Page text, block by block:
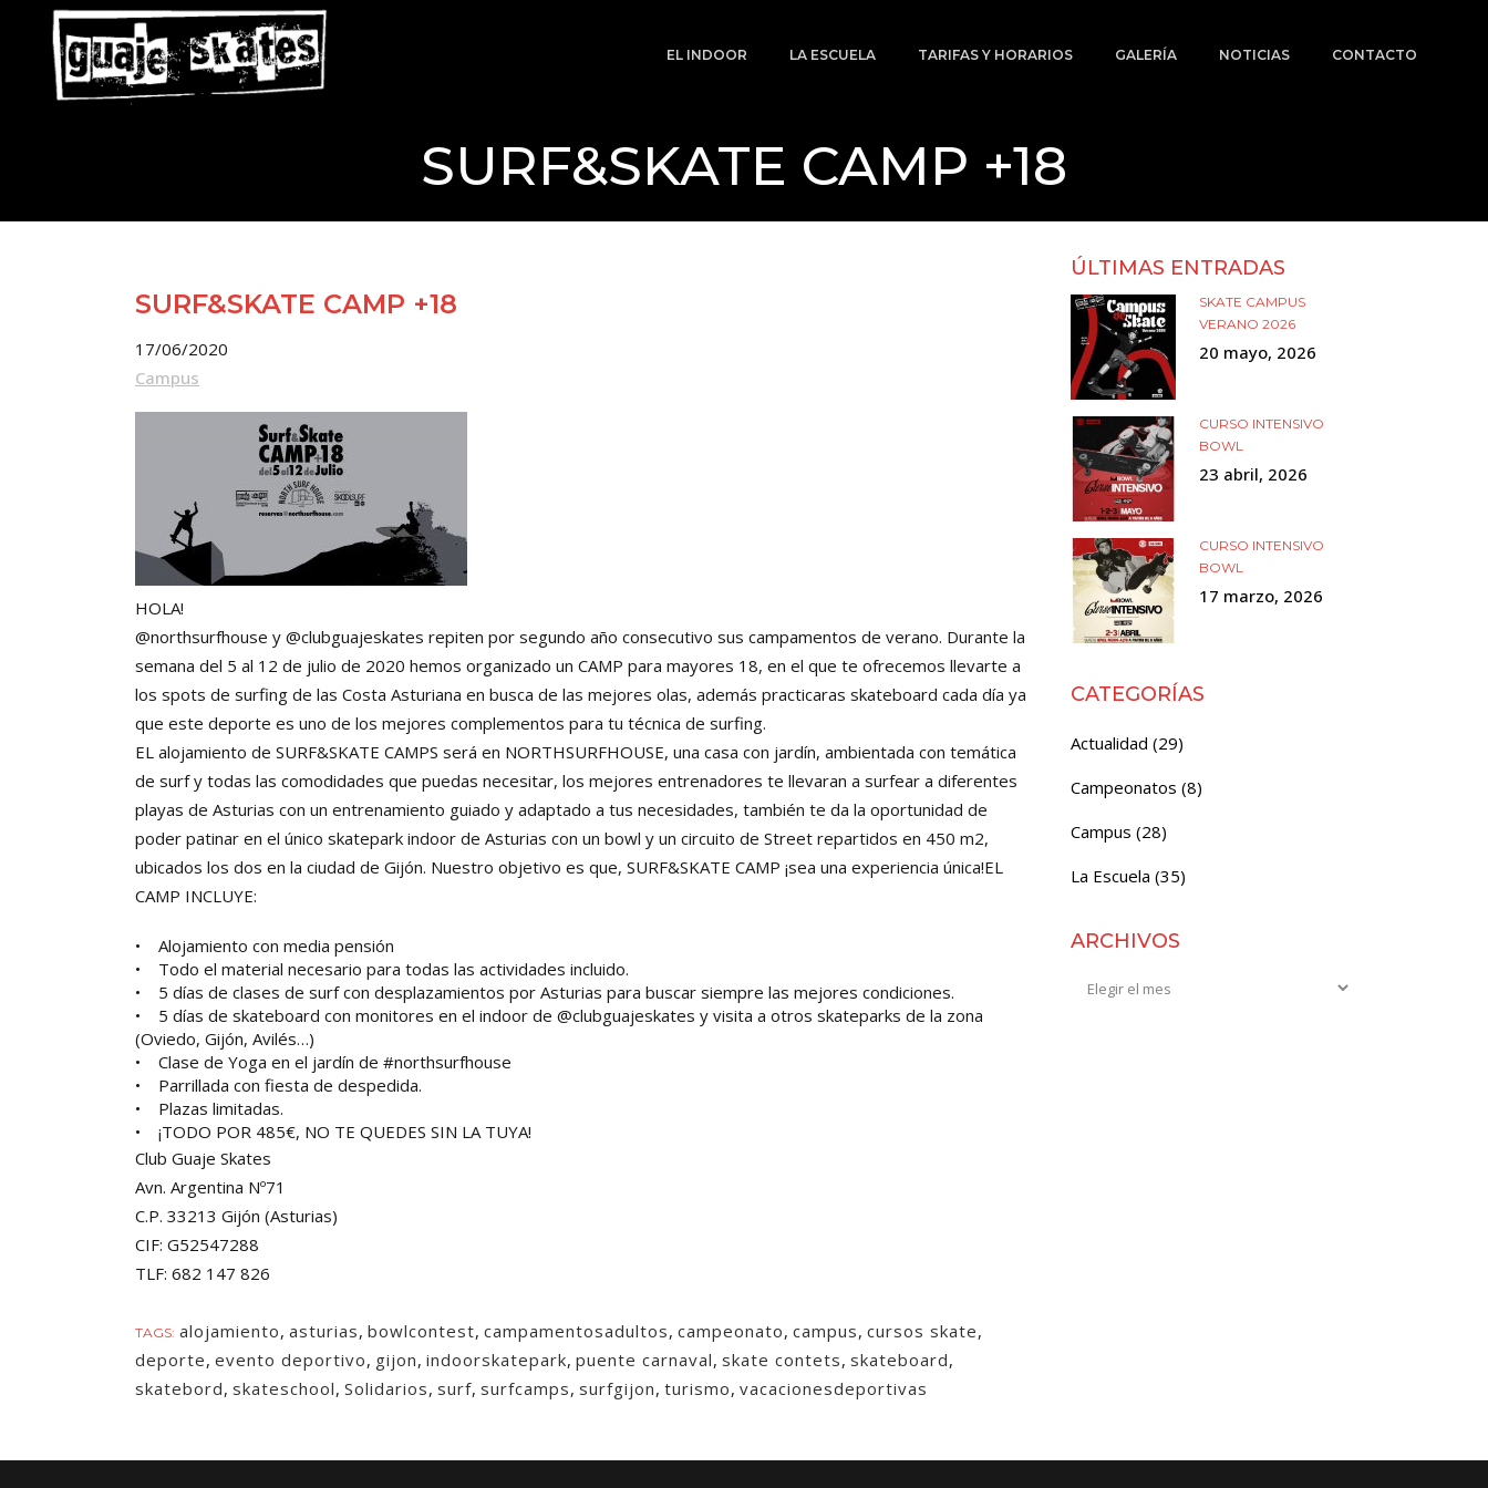
EL INDOOR LA ESCUELA TARIFAS Y HORARIOS GALERÍA NOTICIAS CONTACTO
SURF&SKATE CAMP +18
SURF&SKATE CAMP +18
17/06/2020
Campus
HOLA!
@northsurfhouse y @clubguajeskates repiten por segundo año consecutivo sus campamentos de verano. Durante la
semana del 5 al 12 de julio de 2020 hemos organizado un CAMP para mayores 18, en el que te ofrecemos llevarte a
los spots de surfing de las Costa Asturiana en busca de las mejores olas, además practicaras skateboard cada día ya
que este deporte es uno de los mejores complementos para tu técnica de surfing.
EL alojamiento de SURF&SKATE CAMPS será en NORTHSURFHOUSE, una casa con jardín, ambientada con temática
de surf y todas las comodidades que puedas necesitar, los mejores entrenadores te llevaran a surfear a diferentes
playas de Asturias con un entrenamiento guiado y adaptado a tus necesidades, también te da la oportunidad de
poder patinar en el único skatepark indoor de Asturias con un bowl y un circuito de Street repartidos en 450 m2,
ubicados los dos en la ciudad de Gijón. Nuestro objetivo es que, SURF&SKATE CAMP ¡sea una experiencia única!EL
CAMP INCLUYE:
• Alojamiento con media pensión
• Todo el material necesario para todas las actividades incluido.
• 5 días de clases de surf con desplazamientos por Asturias para buscar siempre las mejores condiciones.
• 5 días de skateboard con monitores en el indoor de @clubguajeskates y visita a otros skateparks de la zona
(Oviedo, Gijón, Avilés…)
• Clase de Yoga en el jardín de #northsurfhouse
• Parrillada con fiesta de despedida.
• Plazas limitadas.
• ¡TODO POR 485€, NO TE QUEDES SIN LA TUYA!
Club Guaje Skates
Avn. Argentina Nº71
C.P. 33213 Gijón (Asturias)
CIF: G52547288
TLF: 682 147 826
TAGS: alojamiento, asturias, bowlcontest, campamentosadultos, campeonato, campus, cursos skate,
deporte, evento deportivo, gijon, indoorskatepark, puente carnaval, skate contets, skateboard,
skatebord, skateschool, Solidarios, surf, surfcamps, surfgijon, turismo, vacacionesdeportivas
ÚLTIMAS ENTRADAS
SKATE CAMPUS
VERANO 2026
20 mayo, 2026
CURSO INTENSIVO
BOWL
23 abril, 2026
CURSO INTENSIVO
BOWL
17 marzo, 2026
CATEGORÍAS
Actualidad (29)
Campeonatos (8)
Campus (28)
La Escuela (35)
ARCHIVOS
Archivos